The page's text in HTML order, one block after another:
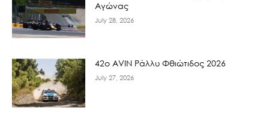
Αγώνας
July 28, 2026
42ο AVIN Ράλλυ Φθιώτιδος 2026
July 27, 2026